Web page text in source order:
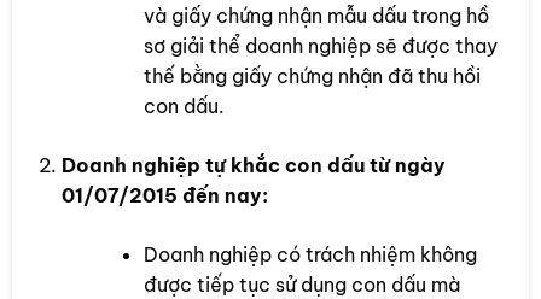
và giấy chứng nhận mẫu dấu trong hồ
sơ giải thể doanh nghiệp sẽ được thay
thế bằng giấy chứng nhận đã thu hồi
con dấu.
Doanh nghiệp tự khắc con dấu từ ngày
01/07/2015 đến nay:
Doanh nghiệp có trách nhiệm không
được tiếp tục sử dụng con dấu mà